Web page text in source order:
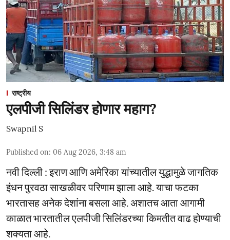
राष्ट्रीय
एलपीजी सिलिंडर होणार महाग?
Swapnil S
Published on: 06 Aug 2026, 3:48 am
नवी दिल्ली : इराण आणि अमेरिका यांच्यातील युद्धामुळे जागतिक
इंधन पुरवठा साखळीवर परिणाम झाला आहे. याचा फटका
भारतासह अनेक देशांना बसला आहे. अशातच आता आगामी
काळात भारतातील एलपीजी सिलिंडरच्या किमतीत वाढ होण्याची
शक्यता आहे.